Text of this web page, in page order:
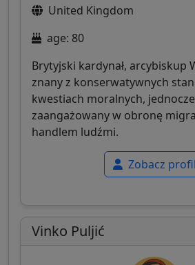
United Kingdom
age: 80
Brytyjski kardynał, arcybiskup
znany z konserwatywnych
kwestiach moralnych,
zaangażowany w obronę
handlem ludźmi.
Zobacz profil
Vinko Puljić